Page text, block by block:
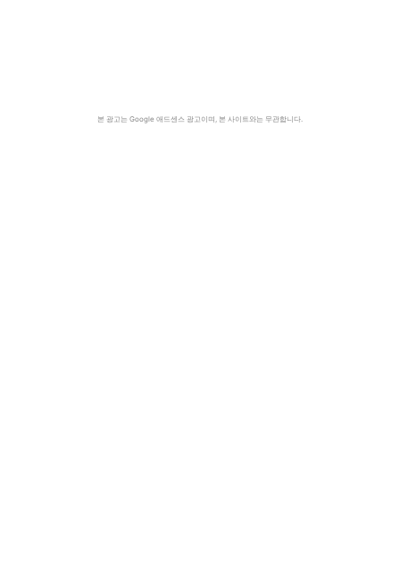
본 광고는 Google 애드센스 광고이며, 본 사이트와는 무관합니다.